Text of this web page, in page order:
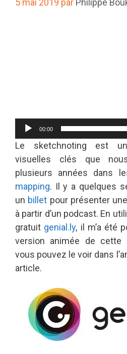
5 mai 2019 par Philippe
00:00
Le sketchnoting est
visuelles clés que
plusieurs années dans
mapping. Il y a quelques
un billet pour présenter
à partir d’un podcast. En
gratuit genial.ly, il m’a été
version animée de cette
vous pouvez le voir dans
article.